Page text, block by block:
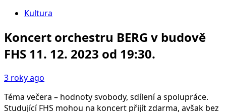
Kultura
Koncert orchestru BERG v budově
FHS 11. 12. 2023 od 19:30.
3 roky ago
Téma večera – hodnoty svobody, sdílení a spolupráce.
Studující FHS mohou na koncert přijít zdarma, avšak bez